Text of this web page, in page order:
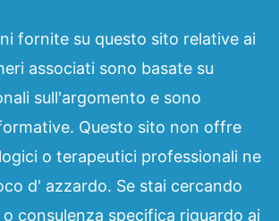
fornite su questo sito relative ai
associati sono basate su
sull'argomento e sono
Questo sito non offre
o terapeutici professionali ne
d' azzardo. Se stai cercando
consulenza specifica riguardo ai